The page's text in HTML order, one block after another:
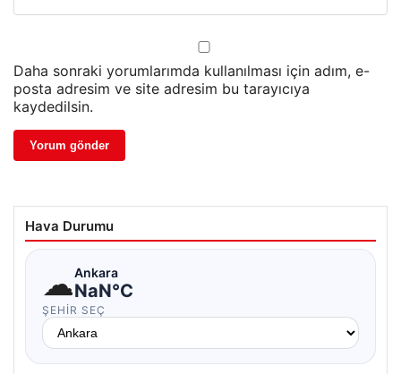
Daha sonraki yorumlarımda kullanılması için adım, e-
posta adresim ve site adresim bu tarayıcıya
kaydedilsin.
Hava Durumu
☁Ankara
NaN°C
ŞEHIR SEÇ